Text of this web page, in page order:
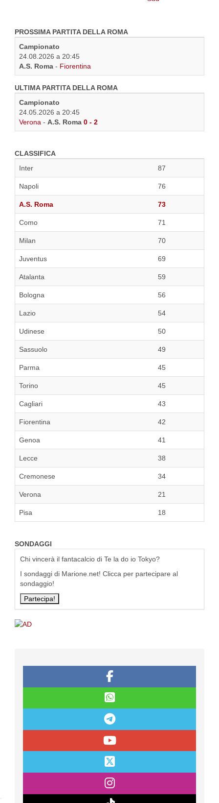
PROSSIMA PARTITA DELLA ROMA
Campionato
24.08.2026 a 20:45
A.S. Roma - Fiorentina
ULTIMA PARTITA DELLA ROMA
Campionato
24.05.2026 a 20:45
Verona - A.S. Roma 0 - 2
CLASSIFICA
Inter
87
Napoli 76
A.S. Roma 73
Como 71
Milan 70
Juventus 69
Atalanta 59
Bologna 56
Lazio 54
Udinese 50
Sassuolo 49
Parma 45
Torino 45
Cagliari 43
Fiorentina 42
Genoa 41
Lecce 38
Cremonese 34
Verona 21
Pisa 18
SONDAGGI
Chi vincerà il fantacalcio di Te la do io Tokyo?
I sondaggi di Marione.net! Clicca per partecipare al
sondaggio!